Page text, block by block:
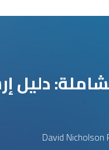
دليل
David